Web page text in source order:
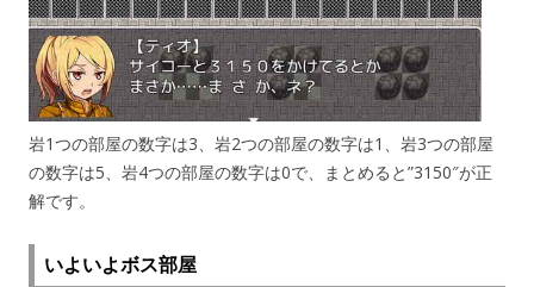
岩1つの部屋の数字は3、岩2つの部屋の数字は1、岩3つの部屋
の数字は5、岩4つの部屋の数字は0で、まとめると”3150″が正
解です。
いよいよボス部屋